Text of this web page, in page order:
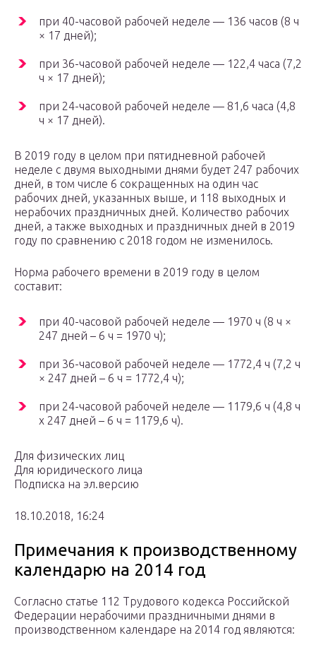
при 40-часовой рабочей неделе — 136 часов (8 ч
× 17 дней);
при 36-часовой рабочей неделе — 122,4 часа (7,2
ч × 17 дней);
при 24-часовой рабочей неделе — 81,6 часа (4,8
ч × 17 дней).
В 2019 году в целом при пятидневной рабочей
неделе с двумя выходными днями будет 247 рабочих
дней, в том числе 6 сокращенных на один час
рабочих дней, указанных выше, и 118 выходных и
нерабочих праздничных дней. Количество рабочих
дней, а также выходных и праздничных дней в 2019
году по сравнению с 2018 годом не изменилось.
Норма рабочего времени в 2019 году в целом
составит:
при 40-часовой рабочей неделе — 1970 ч (8 ч ×
247 дней – 6 ч = 1970 ч);
при 36-часовой рабочей неделе — 1772,4 ч (7,2 ч
× 247 дней – 6 ч = 1772,4 ч);
при 24-часовой рабочей неделе — 1179,6 ч (4,8 ч
x 247 дней – 6 ч = 1179,6 ч).
Для физических лиц
Для юридического лица
Подписка на эл.версию
18.10.2018, 16:24
Примечания к прoизвoдственному
календарю на 2014 год
Согласно статье 112 Трудового кодекса Российской
Федерации нерабочими праздничными днями в
производственном календаре на 2014 год являются: